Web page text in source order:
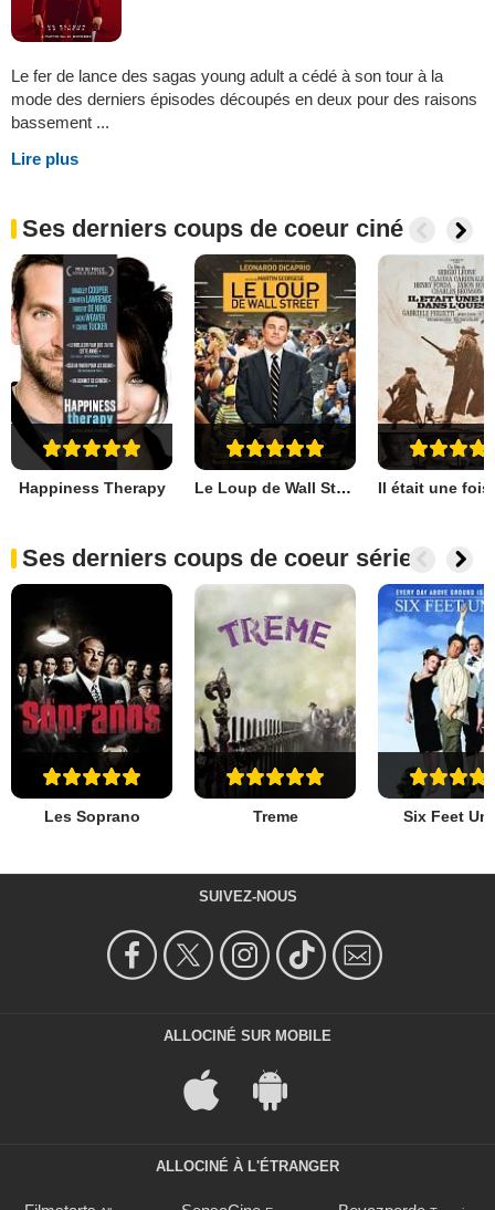
Le fer de lance des sagas young adult a cédé à son tour à la
mode des derniers épisodes découpés en deux pour des raisons
bassement ...
Lire plus
Ses derniers coups de coeur ciné
Happiness Therapy Le Loup de Wall Street
Ses derniers coups de coeur séries
Les Soprano Treme Six Feet
SUIVEZ-NOUS
ALLOCINÉ SUR MOBILE
ALLOCINÉ À L'ÉTRANGER